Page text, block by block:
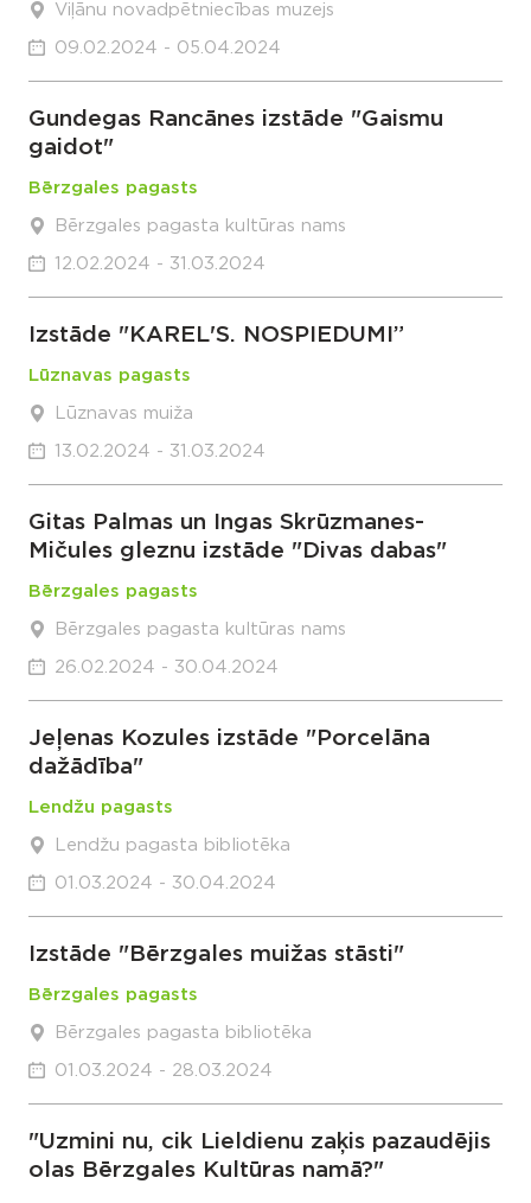
Viļānu novadpētniecības muzejs
09.02.2024 - 05.04.2024
Gundegas Rancānes izstāde "Gaismu
gaidot"
Bērzgales pagasts
Bērzgales pagasta kultūras nams
12.02.2024 - 31.03.2024
Izstāde "KAREL'S. NOSPIEDUMI”
Lūznavas pagasts
Lūznavas muiža
13.02.2024 - 31.03.2024
Gitas Palmas un Ingas Skrūzmanes-
Mičules gleznu izstāde "Divas dabas"
Bērzgales pagasts
Bērzgales pagasta kultūras nams
26.02.2024 - 30.04.2024
Jeļenas Kozules izstāde "Porcelāna
dažādība"
Lendžu pagasts
Lendžu pagasta bibliotēka
01.03.2024 - 30.04.2024
Izstāde "Bērzgales muižas stāsti"
Bērzgales pagasts
Bērzgales pagasta bibliotēka
01.03.2024 - 28.03.2024
"Uzmini nu, cik Lieldienu zaķis pazaudējis
olas Bērzgales Kultūras namā?"